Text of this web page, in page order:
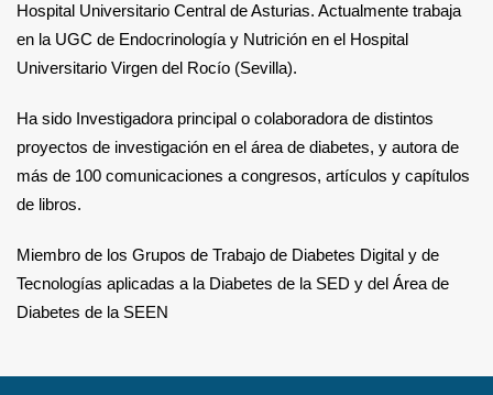
Hospital Universitario Central de Asturias. Actualmente trabaja
en la UGC de Endocrinología y Nutrición en el Hospital
Universitario Virgen del Rocío (Sevilla).
Ha sido Investigadora principal o colaboradora de distintos
proyectos de investigación en el área de diabetes, y autora de
más de 100 comunicaciones a congresos, artículos y capítulos
de libros.
Miembro de los Grupos de Trabajo de Diabetes Digital y de
Tecnologías aplicadas a la Diabetes de la SED y del Área de
Diabetes de la SEEN